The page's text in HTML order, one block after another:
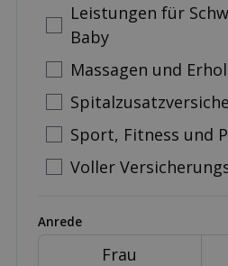
Leistungen für
Baby
Massagen und
Sport, Fitness und
Voller
Anrede
Frau